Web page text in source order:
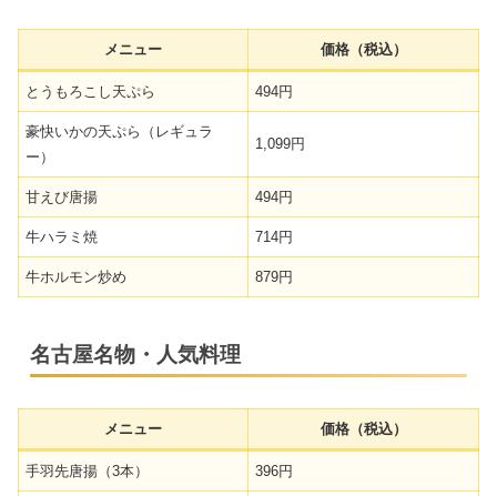
メニュー 価格（税込）
とうもろこし天ぷら 494円
豪快いかの天ぷら（レギュラ
ー）
1,099円
甘えび唐揚 494円
牛ハラミ焼 714円
牛ホルモン炒め 879円
名古屋名物・人気料理
メニュー 価格（税込）
手羽先唐揚（3本） 396円